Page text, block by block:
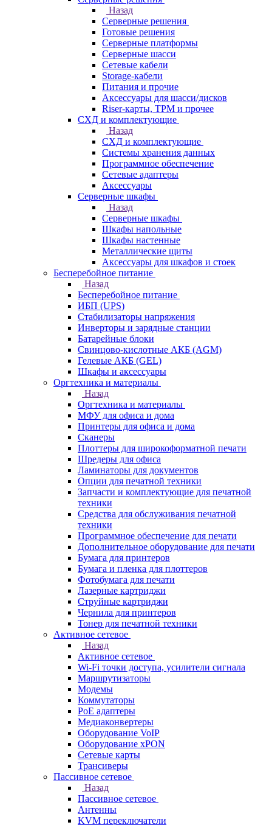
Назад
Серверные решения
Готовые решения
Серверные платформы
Серверные шасси
Сетевые кабели
Storage-кабели
Питания и прочие
Аксессуары для шасси/дисков
Riser-карты, TPM и прочее
СХД и комплектующие
Назад
СХД и комплектующие
Системы хранения данных
Программное обеспечение
Сетевые адаптеры
Аксессуары
Серверные шкафы
Назад
Серверные шкафы
Шкафы напольные
Шкафы настенные
Металлические щиты
Аксессуары для шкафов и стоек
Бесперебойное питание
Назад
Бесперебойное питание
ИБП (UPS)
Стабилизаторы напряжения
Инверторы и зарядные станции
Батарейные блоки
Свинцово-кислотные АКБ (AGM)
Гелевые АКБ (GEL)
Шкафы и аксессуары
Оргтехника и материалы
Назад
Оргтехника и материалы
МФУ для офиса и дома
Принтеры для офиса и дома
Сканеры
Плоттеры для широкоформатной печати
Шредеры для офиса
Ламинаторы для документов
Опции для печатной техники
Запчасти и комплектующие для печатной
техники
Средства для обслуживания печатной
техники
Программное обеспечение для печати
Дополнительное оборудование для печати
Бумага для принтеров
Бумага и пленка для плоттеров
Фотобумага для печати
Лазерные картриджи
Струйные картриджи
Чернила для принтеров
Тонер для печатной техники
Активное сетевое
Назад
Активное сетевое
Wi-Fi точки доступа, усилители сигнала
Маршрутизаторы
Модемы
Коммутаторы
PoE адаптеры
Медиаконвертеры
Оборудование VoIP
Оборудование xPON
Сетевые карты
Трансиверы
Пассивное сетевое
Назад
Пассивное сетевое
Антенны
KVM переключатели